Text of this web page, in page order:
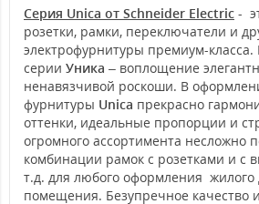
Серия Unica от Schneider Electric -
розетки, рамки, переключатели и
электрофурнитуры премиум-
серии Уника – воплощение
ненавязчивой роскоши. В
фурнитуры Unica прекрасно
оттенки, идеальные пропорции и
огромного ассортимента несложно
комбинации рамок с розетками и с
т.д. для любого оформления жилого
помещения. Безупречное качество